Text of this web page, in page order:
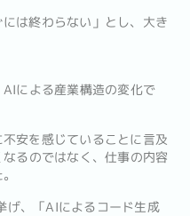
は終わらない」とし、大き
による産業構造の変化で
安を感じていることに言及
るのではなく、仕事の内容
げ、「AIによるコード生成